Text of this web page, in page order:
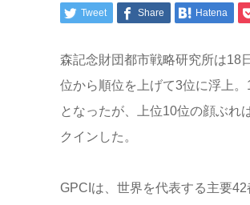
Tweet Share Hatena
森記念財団都市戦略研究所は18
位から順位を上げて3位に浮上
となったが、上位10位の顔ぶれ
クインした。
GPCIは、世界を代表する主要